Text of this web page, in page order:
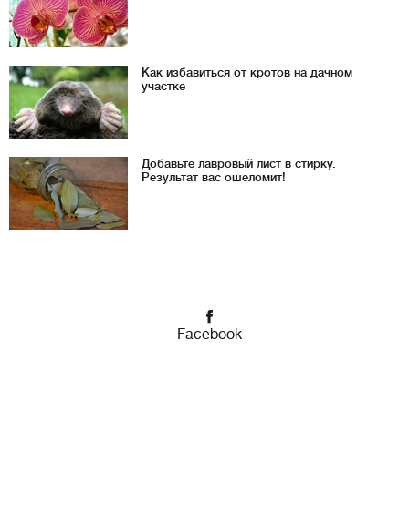
Как избавиться от кротов на дачном
участке
Добавьте лавровый лист в стирку.
Результат вас ошеломит!
Facebook